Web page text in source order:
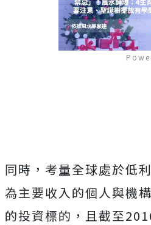
同時，考量全球處於低
為主要收入的個人與機
的投資標的，且截至